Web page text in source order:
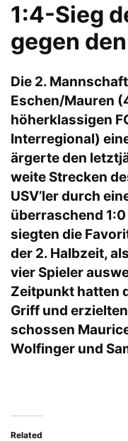
1:4-Sieg
gegen
Die 2.
Eschen/Mauren
höherklassigen
Interregional)
ärgerte den
weite Strecken
USV’ler durch
überraschend
siegten die
der 2. Halbzeit,
vier Spieler
Zeitpunkt hatten
Griff und
schossen
Wolfinger und
Related